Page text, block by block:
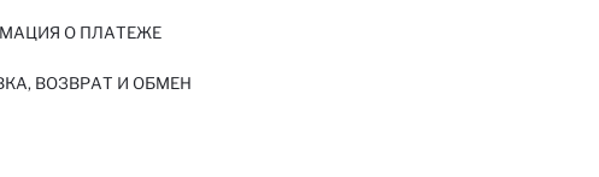
О ПЛАТЕЖЕ
ВОЗВРАТ И ОБМЕН